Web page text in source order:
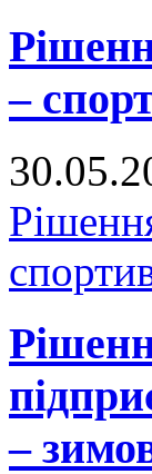
–
–